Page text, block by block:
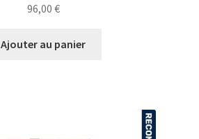
96,00 €
Ajouter au panier